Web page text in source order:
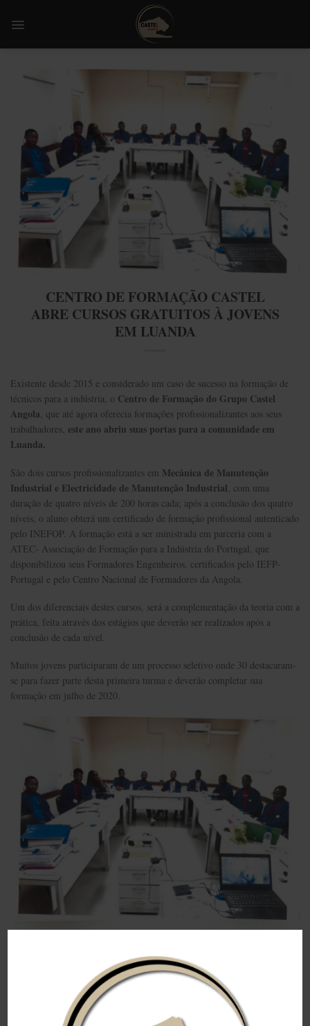
CENTRO DE FORMAÇÃO CASTEL
ABRE CURSOS GRATUITOS À JOVENS
EM LUANDA
Existente desde 2015 e considerado um caso de sucesso na formação de
técnicos para a indústria, o Centro de Formação do Grupo Castel
Angola, que até agora oferecia formações profissionalizantes aos seus
trabalhadores, este ano abriu suas portas para a comunidade em
Luanda.
São dois cursos profissionalizantes em Mecânica de Manutenção
Industrial e Electricidade de Manutenção Industrial , com uma
duração de quatro níveis de 200 horas cada; após a conclusão dos quatro
níveis, o aluno obterá um certificado de formação profissional autenticado
pelo INEFOP. A formação está a ser ministrada em parceria com a
ATEC- Associação de Formação para a Indústria do Portugal, que
disponibilizou seus Formadores Engenheiros, certificados pelo IEFP-
Portugal e pelo Centro Nacional de Formadores da Angola.
Um dos diferenciais destes cursos, será a complementação da teoria com a
prática, feita através dos estágios que deverão ser realizados após a
conclusão de cada nível.
Muitos jovens participaram de um processo seletivo onde 30 destacaram-
se para fazer parte desta primeira turma e deverão completar sua
formação em julho de 2020.